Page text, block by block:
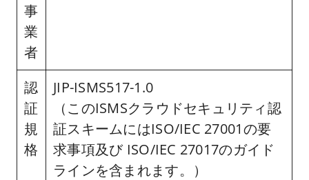
事
業
者
認
証
規
格
JIP-ISMS517-1.0
（このISMSクラウドセキュリティ認
証スキームにはISO/IEC 27001の要
求事項及び ISO/IEC 27017のガイド
ラインを含まれます。）